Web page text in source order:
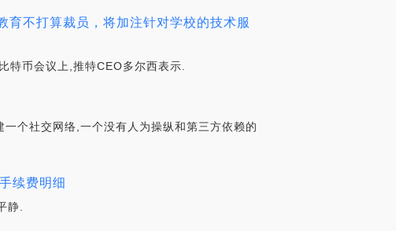
不打算裁员，将加注针对学校的技术服
币会议上,推特CEO多尔西表示.
个社交网络,一个没有人为操纵和第三方依赖的
续费明细
静.